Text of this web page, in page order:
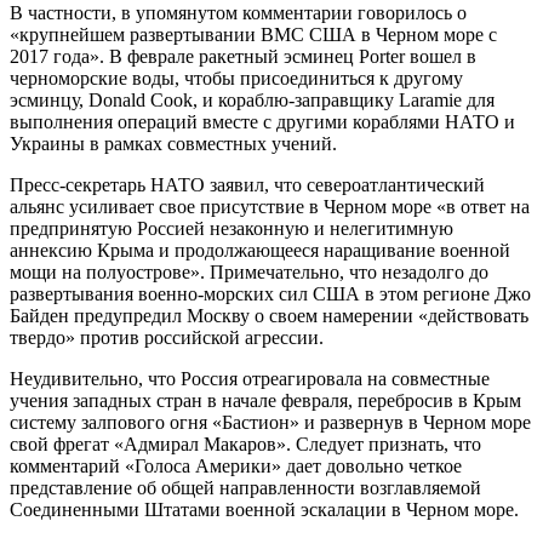
В частности, в упомянутом комментарии говорилось о
«крупнейшем развертывании ВМС США в Черном море с
2017 года». В феврале ракетный эсминец Porter вошел в
черноморские воды, чтобы присоединиться к другому
эсминцу, Donald Cook, и кораблю-заправщику Laramie для
выполнения операций вместе с другими кораблями НАТО и
Украины в рамках совместных учений.
Пресс-секретарь НАТО заявил, что североатлантический
альянс усиливает свое присутствие в Черном море «в ответ на
предпринятую Россией незаконную и нелегитимную
аннексию Крыма и продолжающееся наращивание военной
мощи на полуострове». Примечательно, что незадолго до
развертывания военно-морских сил США в этом регионе Джо
Байден предупредил Москву о своем намерении «действовать
твердо» против российской агрессии.
Неудивительно, что Россия отреагировала на совместные
учения западных стран в начале февраля, перебросив в Крым
систему залпового огня «Бастион» и развернув в Черном море
свой фрегат «Адмирал Макаров». Следует признать, что
комментарий «Голоса Америки» дает довольно четкое
представление об общей направленности возглавляемой
Соединенными Штатами военной эскалации в Черном море.